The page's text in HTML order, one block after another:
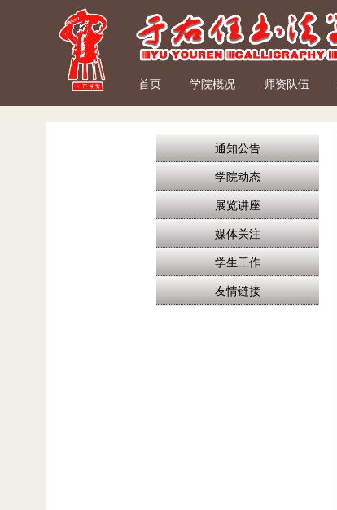
首页 学院概况 师资队伍
通知公告
学院动态
展览讲座
媒体关注
学生工作
友情链接